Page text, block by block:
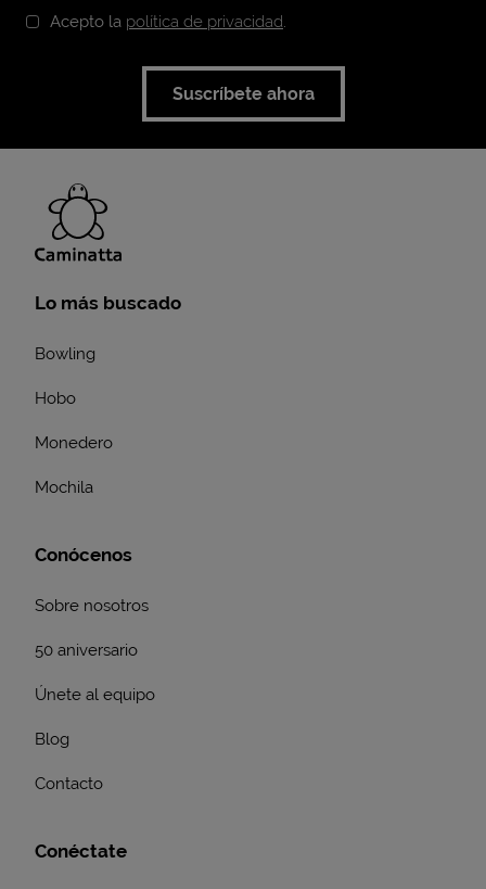
Acepto la política de privacidad.
Suscríbete ahora
Lo más buscado
Bowling
Hobo
Monedero
Mochila
Conócenos
Sobre nosotros
50 aniversario
Únete al equipo
Blog
Contacto
Conéctate